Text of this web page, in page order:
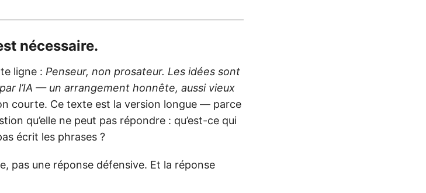
nécessaire.
ligne : Penseur, non prosateur. Les idées sont
l’IA — un arrangement honnête, aussi vieux
courte. Ce texte est la version longue — parce
qu’elle ne peut pas répondre : qu’est-ce qui
écrit les phrases ?
pas une réponse défensive. Et la réponse